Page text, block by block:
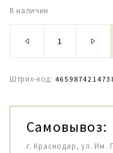
В наличии
Штрих-код:
Самовывоз:
г. Краснодар, ул. Им.